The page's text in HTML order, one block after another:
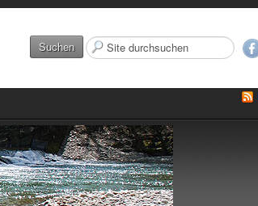
Suchen
Suchen
...